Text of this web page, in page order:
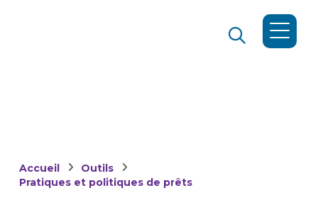
Accueil
Outils
Pratiques et politiques de prêts